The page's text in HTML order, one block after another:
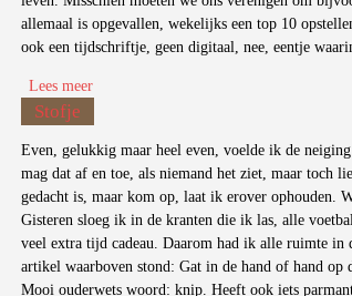
allemaal is opgevallen, wekelijks een top 10
ook een tijdschriftje, geen digitaal, nee, eentje
Lees meerover Afstandseisen
Stofje
Even, gelukkig maar heel even, voelde ik de
mag dat af en toe, als niemand het ziet, maar toch
gedacht is, maar kom op, laat ik erover ophouden.
Gisteren sloeg ik in de kranten die ik las, alle
veel extra tijd cadeau. Daarom had ik alle ruimte in
artikel waarboven stond: Gat in de hand of hand op
Mooi ouderwets woord: knip. Heeft ook iets